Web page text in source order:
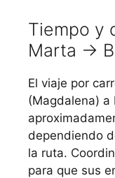
Tiempo y
Marta →
El viaje por
(Magdalena) a
dependiendo
la ruta.
para que sus